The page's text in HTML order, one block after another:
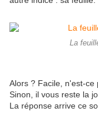
La
Alors ? Facile, n'est-ce
Sinon, il vous reste la
La réponse arrive ce